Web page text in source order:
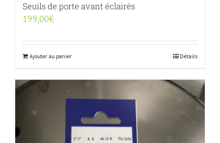
Seuils de porte avant éclairés
199,00€
Ajouter au panier Détails